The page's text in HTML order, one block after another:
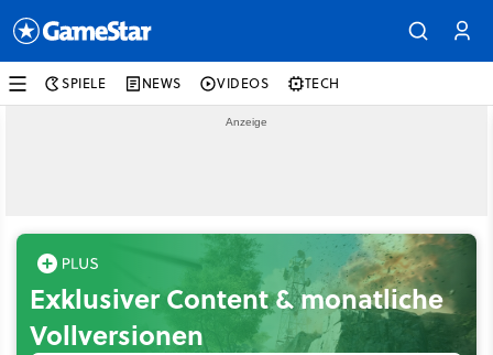
SPIELE NEWS VIDEOS TECH
Exklusiver Content & monatliche
Vollversionen